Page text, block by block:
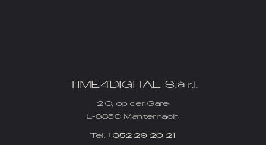
TIME4DIGITAL S.à r.l.
2 C, op der Gare
L-6850 Manternach
Tel.+352 29 20 21